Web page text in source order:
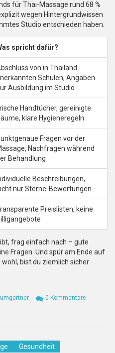
für Thai-Massage rund 68 %
wegen Hintergrundwissen
Studio entschieden haben.
spricht dafür?
von in Thailand
Schulen, Angaben
Ausbildung im Studio
Handtücher, gereinigte
klare Hygieneregeln
Fragen vor der
Nachfragen während
Behandlung
Beschreibungen,
nur Sterne-Bewertungen
Preislisten, keine
frag einfach nach – gute
Fragen. Und spür am Ende auf
bist du ziemlich sicher
0 Kommentare
Gesundheit